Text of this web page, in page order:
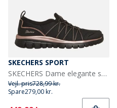
SKECHERS SPORT
SKECHERS Dame elegante sneakers Sort
Vejl. pris728,99 kr.
Spare279,00 kr.